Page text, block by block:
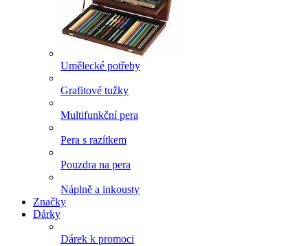
Umělecké potřeby
Grafitové tužky
Multifunkční pera
Pera s razítkem
Pouzdra na pera
Náplně a inkousty
Značky
Dárky
Dárek k promoci